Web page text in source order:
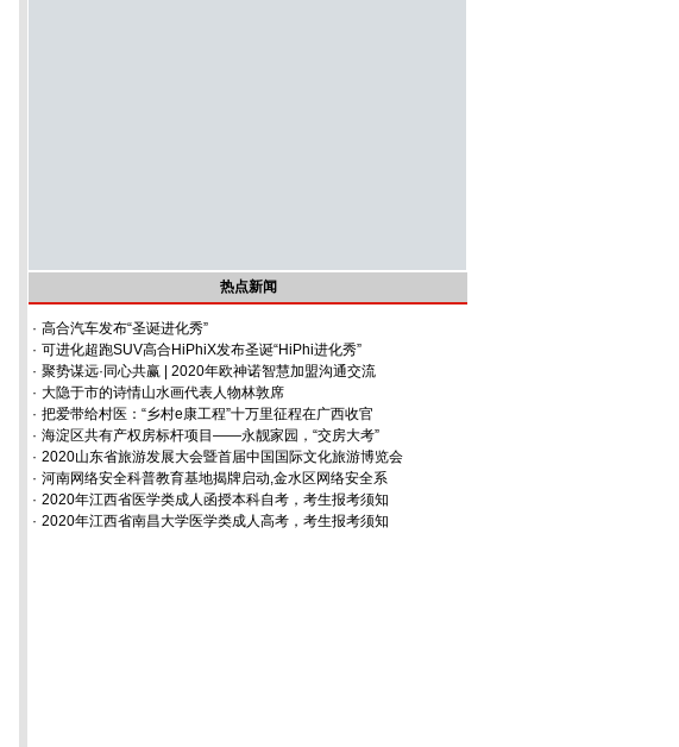
热点新闻
· 高合汽车发布“圣诞进化秀”
· 可进化超跑SUV高合HiPhiX发布圣诞“HiPhi进化秀”
· 聚势谋远·同心共赢 | 2020年欧神诺智慧加盟沟通交流
· 大隐于市的诗情山水画代表人物林敦席
· 把爱带给村医：“乡村e康工程”十万里征程在广西收官
· 海淀区共有产权房标杆项目——永靓家园，“交房大考”
· 2020山东省旅游发展大会暨首届中国国际文化旅游博览会
· 河南网络安全科普教育基地揭牌启动,金水区网络安全系
· 2020年江西省医学类成人函授本科自考，考生报考须知
· 2020年江西省南昌大学医学类成人高考，考生报考须知